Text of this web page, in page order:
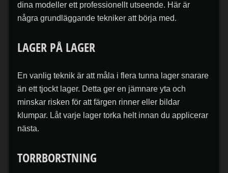
dina modeller ett professionellt utseende. Här är
några grundläggande tekniker att börja med.
LAGER PÅ LAGER
En vanlig teknik är att måla i flera tunna lager snarare
än ett tjockt lager. Detta ger en jämnare yta och
minskar risken för att färgen rinner eller bildar
klumpar. Låt varje lager torka helt innan du applicerar
nästa.
TORRBORSTNING